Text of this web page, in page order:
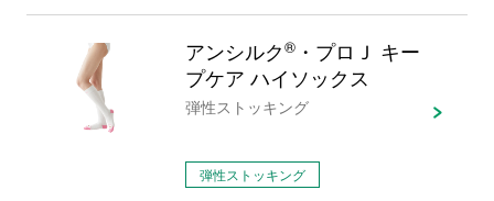
アンシルク®・プロＪ キー
プケア ハイソックス
弾性ストッキング
弾性ストッキング